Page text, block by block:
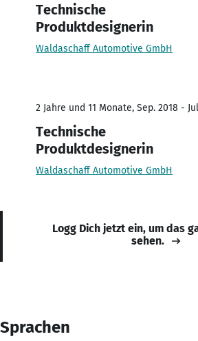
Technische
Produktdesignerin
Waldaschaff Automotive GmbH
2 Jahre und 11 Monate, Sep. 2018 -
Technische
Produktdesignerin
Waldaschaff Automotive GmbH
Logg Dich jetzt ein, um das
sehen.
Sprachen